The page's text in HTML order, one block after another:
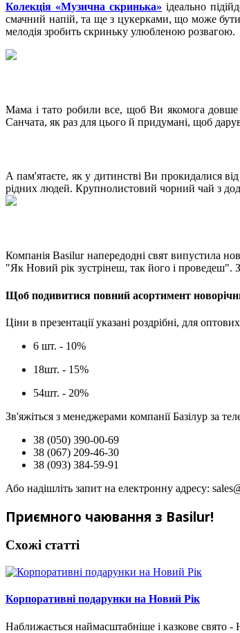
Колекція «Музична скринька» ідеально
смачний напій, та ще з цукерками, що може
мелодія зробить скриньку улюбленою розвагою.
Мама і тато робили все, щоб Ви якомога
Санчата, як раз для цього й придумані, щоб
А пам'ятаєте, як у дитинстві Ви прокидалися
рідних людей. Крупнолистовий чорний чай з
Компанія Basilur напередодні свят випустила
"Як Новий рік зустрінеш, так його і
Щоб подивитися повний асортимент
Ціни в презентації указані роздрібні, для
6 шт. - 10%
18шт. - 15%
54шт. - 20%
Зв'яжіться з менеджерами компанії Базілур за
38 (050) 390-00-69
38 (067) 209-46-30
38 (093) 384-59-91
Або надішліть запит на електронну адресу:
Приємного чаювання з Basilur!
Схожі статті
Корпоративні подарунки на Новий Рік
Наближається наймасштабніше і казкове свято